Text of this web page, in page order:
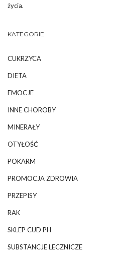
życia.
KATEGORIE
CUKRZYCA
DIETA
EMOCJE
INNE CHOROBY
MINERAŁY
OTYŁOŚĆ
POKARM
PROMOCJA ZDROWIA
PRZEPISY
RAK
SKLEP CUD PH
SUBSTANCJE LECZNICZE